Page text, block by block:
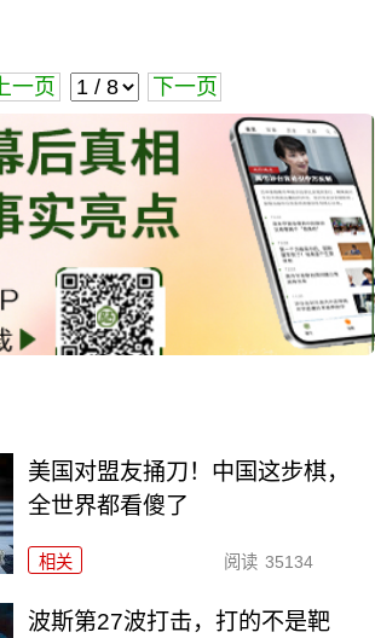
上一页 下一页
美国对盟友捅刀！中国这步棋，
全世界都看傻了
相关 阅读 35134
波斯第27波打击，打的不是靶